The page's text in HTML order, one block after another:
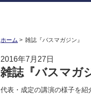
ホーム 雑誌『バスマガジン』
2016年7月27日
雑誌『バスマガ
代表・成定の講演の様子を紹